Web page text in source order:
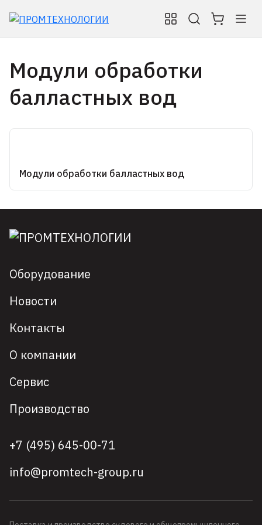
Модули обработки
балластных вод
Модули обработки балластных вод
Оборудование
Новости
Контакты
О компании
Сервис
Производство
+7 (495) 645-00-71
info@promtech-group.ru